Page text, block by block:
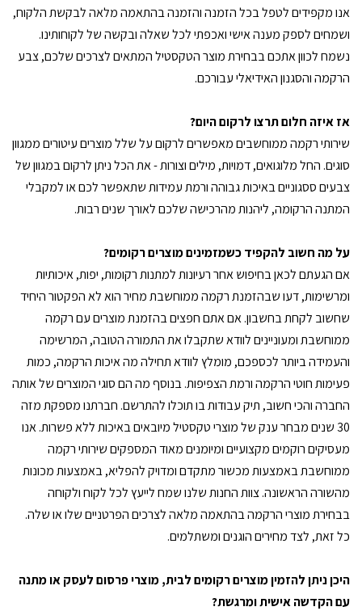
אנו מקפידים לטפל בכל הזמנה והזמנה בהתאמה מלאה לבקשת הלקוח,
ושמחים לספק מענה אישי ואכפתי לכל שאלה ובקשה של לקוחותינו.
נשמח לכוון אתכם בבחירת מוצר הטקסטיל המתאים לצרכים שלכם, צבע
הרקמה והסגנון האידיאלי עבורכם.
אז איזה חלום תרצו לרקום היום?
שירותי רקמה ממוחשבים מאפשרים לרקום על שלל מוצרים עיטורים ממגוון
סוגים. החל מלוגואים, דמויות, מילים וצורות - את הכל ניתן לרקום במגוון של
צבעים ססגוניים באיכות גבוהה ורמת עמידות שתאפשר לכם או למקבלי
המתנה הרקומה, ליהנות מהרכישה שלכם לאורך שנים רבות.
על מה חשוב להקפיד כשמזמינים מוצרים רקומים?
אם הגעתם לכאן בחיפוש אחר רעיונות למתנות רקומות, יפות, איכותיות
ומרשימות, דעו שבהזמנת רקמה ממוחשבת מחיר הוא לא הפקטור היחיד
שחשוב לקחת בחשבון. אם אתם חפצים בהזמנת מוצרים עם רקמה
ממוחשבת ומעוניינים לוודא שתקבלו את התמורה הטובה, המרשימה
והעמידה ביותר לכספכם, מומלץ לוודא תחילה מה איכות הרקמה, כמות
פעימות חוטי הרקמה ורמת הצפיפות. בנוסף מה הם סוגי המוצרים של אותה
החברה והכי חשוב, תיק עבודות בו תוכלו להתרשם. חברתנו מספקת מזה
30 שנים מבחר ענק של מוצרי טקסטיל מיובאים באיכות ללא פשרות. אנו
מעסיקים רוקמים מקצועיים ומיומנים מאוד המספקים שירותי רקמה
ממוחשבת באמצעות מכשור מתקדם ומדויק להפליא, באמצעות מכונות
מהשורה הראשונה. צוות החנות שלנו שמח לייעץ לכל לקוח ולקוחה
בבחירת מוצרי הרקמה בהתאמה מלאה לצרכים הפרטניים שלו או שלה.
כל זאת, לצד מחירים הוגנים ומשתלמים.
היכן ניתן להזמין מוצרים רקומים לבית, מוצרי פרסום לעסק או מתנה
עם הקדשה אישית ומרגשת?